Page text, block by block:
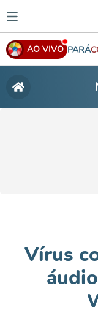
AO VIVO PARÁ
Vírus